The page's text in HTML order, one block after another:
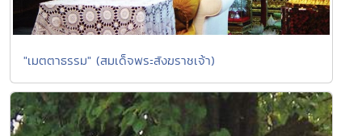
"เมตตาธรรม" (สมเด็จพระสังฆราชเจ้า)